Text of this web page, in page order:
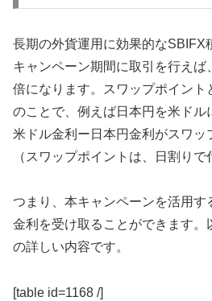
長期の外貨運用に効果的なSBIFX
キャンペーン期間に取引を行えば
倍になります。スワップポイント
のことで、例えば日本円を米ドル
米ドル金利ー日本円金利がスワッ
（スワップポイントは、日割りで
つまり、本キャンペーンを活用す
金利を受け取ることができます。
の詳しい内容です。
[table id=1168 /]